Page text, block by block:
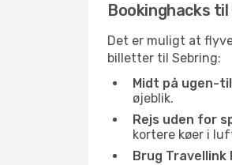
Bookinghacks
Det er muligt at
billetter til Sebring:
Midt på ugen-
øjeblik.
Rejs uden for
kortere køer i
Brug Travellink